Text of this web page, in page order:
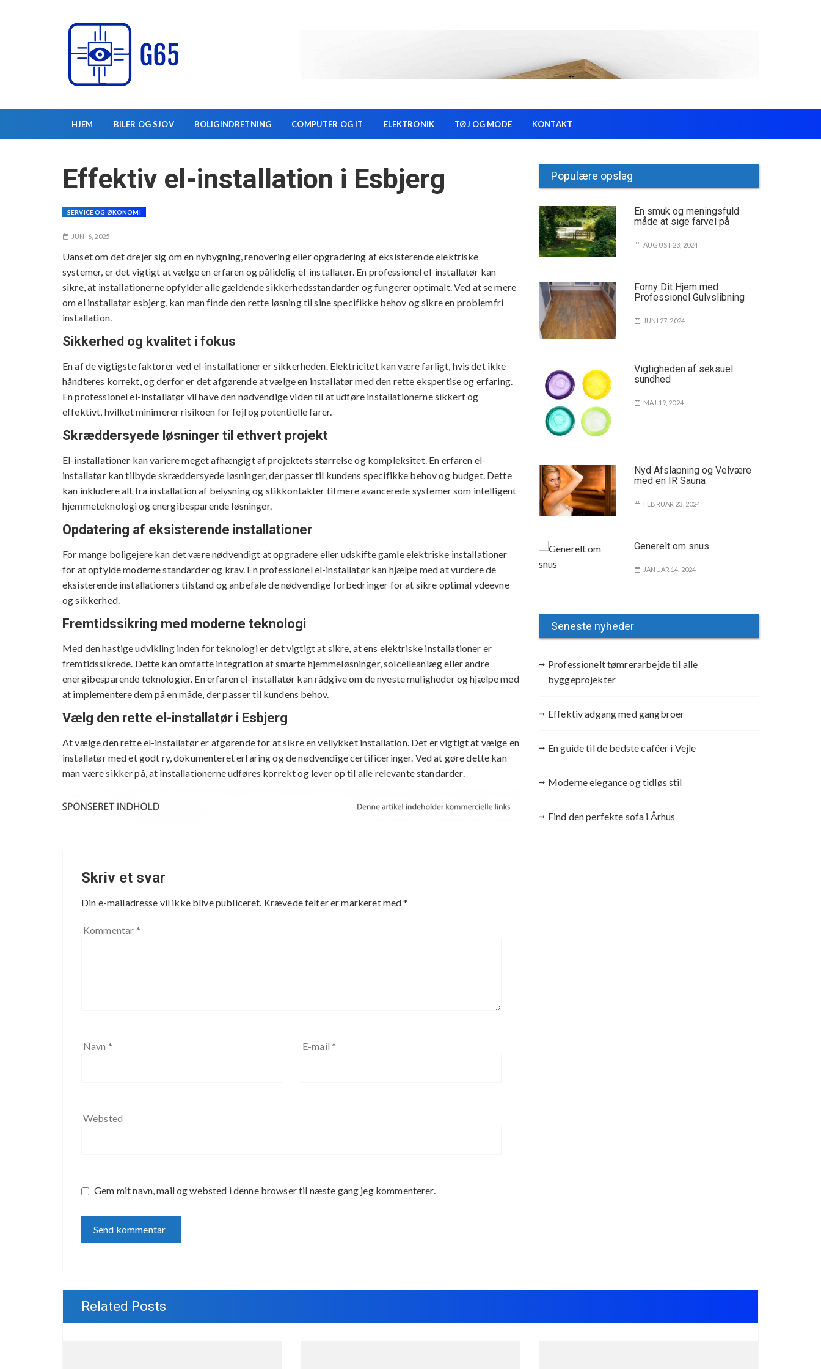
HJEM BILER OG SJOV BOLIGINDRETNING COMPUTER OG IT ELEKTRONIK TØJ OG MODE KONTAKT
Effektiv el-installation i Esbjerg
SERVICE OG ØKONOMI
JUNI 6, 2025
Uanset om det drejer sig om en nybygning, renovering eller opgradering af eksisterende elektriske
systemer, er det vigtigt at vælge en erfaren og pålidelig el-installatør. En professionel el-installatør kan
sikre, at installationerne opfylder alle gældende sikkerhedsstandarder og fungerer optimalt. Ved atse mere
om el installatør esbjerg, kan man finde den rette løsning til sine specifikke behov og sikre en problemfri
installation.
Sikkerhed og kvalitet i fokus
En af de vigtigste faktorer ved el-installationer er sikkerheden. Elektricitet kan være farligt, hvis det ikke
håndteres korrekt, og derfor er det afgørende at vælge en installatør med den rette ekspertise og erfaring.
En professionel el-installatør vil have den nødvendige viden til at udføre installationerne sikkert og
effektivt, hvilket minimerer risikoen for fejl og potentielle farer.
Skræddersyede løsninger til ethvert projekt
El-installationer kan variere meget afhængigt af projektets størrelse og kompleksitet. En erfaren el-
installatør kan tilbyde skræddersyede løsninger, der passer til kundens specifikke behov og budget. Dette
kan inkludere alt fra installation af belysning og stikkontakter til mere avancerede systemer som intelligent
hjemmeteknologi og energibesparende løsninger.
Opdatering af eksisterende installationer
For mange boligejere kan det være nødvendigt at opgradere eller udskifte gamle elektriske installationer
for at opfylde moderne standarder og krav. En professionel el-installatør kan hjælpe med at vurdere de
eksisterende installationers tilstand og anbefale de nødvendige forbedringer for at sikre optimal ydeevne
og sikkerhed.
Fremtidssikring med moderne teknologi
Med den hastige udvikling inden for teknologi er det vigtigt at sikre, at ens elektriske installationer er
fremtidssikrede. Dette kan omfatte integration af smarte hjemmeløsninger, solcelleanlæg eller andre
energibesparende teknologier. En erfaren el-installatør kan rådgive om de nyeste muligheder og hjælpe med
at implementere dem på en måde, der passer til kundens behov.
Vælg den rette el-installatør i Esbjerg
At vælge den rette el-installatør er afgørende for at sikre en vellykket installation. Det er vigtigt at vælge en
installatør med et godt ry, dokumenteret erfaring og de nødvendige certificeringer. Ved at gøre dette kan
man være sikker på, at installationerne udføres korrekt og lever op til alle relevante standarder.
Skriv et svar
Din e-mailadresse vil ikke blive publiceret. Krævede felter er markeret med*
Kommentar *
Navn * E-mail *
Websted
Gem mit navn, mail og websted i denne browser til næste gang jeg kommenterer.
Populære opslag
En smuk og meningsfuld
måde at sige farvel på
AUGUST 23, 2024
Forny Dit Hjem med
Professionel Gulvslibning
JUNI 27, 2024
Vigtigheden af seksuel
sundhed
MAJ 19, 2024
Nyd Afslapning og Velvære
med en IR Sauna
FEBRUAR 23, 2024
Generelt om snus
JANUAR 14, 2024
Seneste nyheder
Professionelt tømrerarbejde til alle
byggeprojekter
Effektiv adgang med gangbroer
En guide til de bedste caféer i Vejle
Moderne elegance og tidløs stil
Find den perfekte sofa i Århus
Related Posts